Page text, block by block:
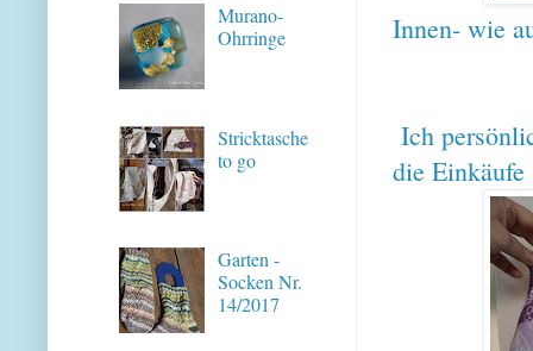
Innen- wie
Ich
die Einkäufe
Murano-
Ohrringe
Stricktasche
to go
Garten -
Socken Nr.
14/2017